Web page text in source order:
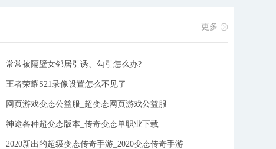
更多
常常被隔壁女邻居引诱、勾引怎么办?
王者荣耀S21录像设置怎么不见了
网页游戏变态公益服_超变态网页游戏公益服
神途各种超变态版本_传奇变态单职业下载
2020新出的超级变态传奇手游_2020变态传奇手游